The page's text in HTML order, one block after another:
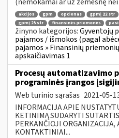
akcijos gpm opcionas gpmį 22 str
gpmį 25 str
finansinės priemonės
žinyno kategorijos:Gyventojų
pajamos / išmokos (pagal
pajamos » Finansinių
apskaičiavimas 1
Procesų automatizavimo
programinės įrangos
Web turinio sąrašas 2021-05-
INFORMACIJA APIE
KETINIMĄ SUDARYTI
PERKANČIOJI ORGANIZACIJA,
KONTAKTINIAI...